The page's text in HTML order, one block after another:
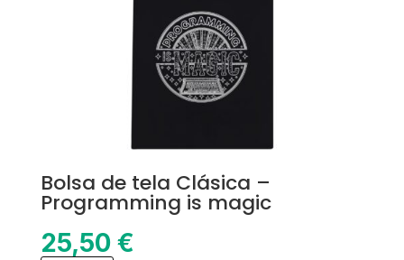
Bolsa de tela Clásica –
Programming is magic
25,50 €